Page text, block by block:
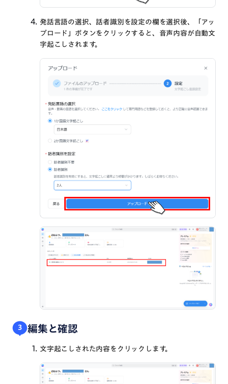
発話言語の選択、話者識別を設定の欄を選択後、「アッ
プロード」ボタンをクリックすると、音声内容が自動文
字起こしされます。
3 編集と確認
文字起こしされた内容をクリックします。